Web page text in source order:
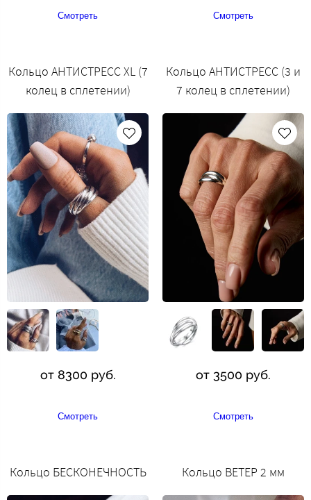
Смотреть Смотреть
Кольцо АНТИСТРЕСС XL (7
колец в сплетении)
от 8300 руб.
Смотреть
Кольцо АНТИСТРЕСС (3 и
7 колец в сплетении)
от 3500 руб.
Смотреть
Кольцо БЕСКОНЕЧНОСТЬ Кольцо ВЕТЕР 2 мм